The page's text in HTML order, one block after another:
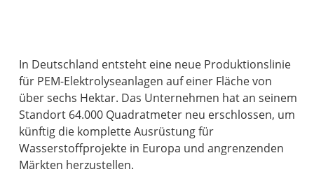
In Deutschland entsteht eine neue Produktionslinie
für PEM-Elektrolyseanlagen auf einer Fläche von
über sechs Hektar. Das Unternehmen hat an seinem
Standort 64.000 Quadratmeter neu erschlossen, um
künftig die komplette Ausrüstung für
Wasserstoffprojekte in Europa und angrenzenden
Märkten herzustellen.